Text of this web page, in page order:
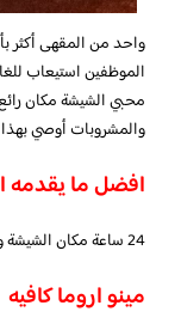
واحد من المقهى أكثر
الموظفين استيعاب
محبي الشيشة مكان
والمشروبات أوصي
افضل ما يقدمه
24 ساعة مكان الشيشة والمقهى ، حظا سعيدا مع وقوف السيارات رغم ذلك
مينو اروما كافيه